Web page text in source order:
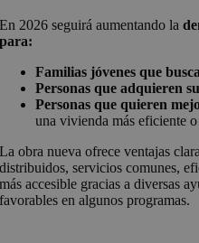
En 2026 seguirá aumentando la
para:
Familias jóvenes que
Personas que adquieren su
Personas que quieren
una vivienda más eficiente
La obra nueva ofrece ventajas
distribuidos, servicios comunes,
más accesible gracias a diversas
favorables en algunos programas.